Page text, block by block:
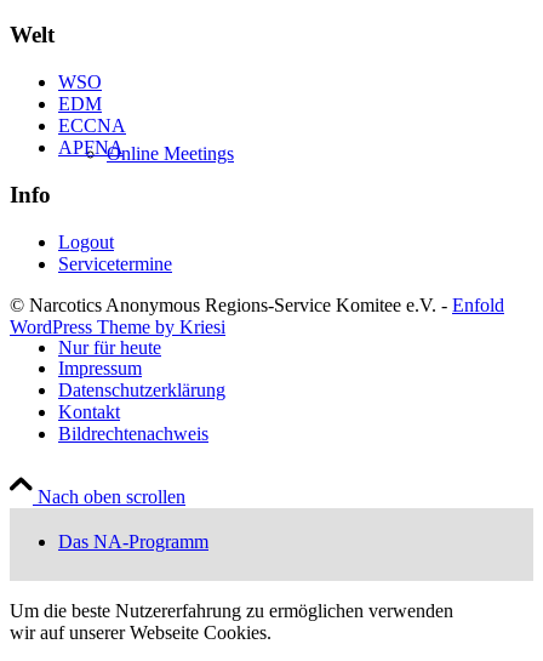
Online Meetings
Nur für heute
Das NA-Programm
Welt
WSO
EDM
ECCNA
APFNA
Info
Logout
Servicetermine
© Narcotics Anonymous Regions-Service Komitee e.V. - Enfold
WordPress Theme by Kriesi
Impressum
Datenschutzerklärung
Kontakt
Bildrechtenachweis
Nach oben scrollen
Um die beste Nutzererfahrung zu ermöglichen verwenden
wir auf unserer Webseite Cookies.